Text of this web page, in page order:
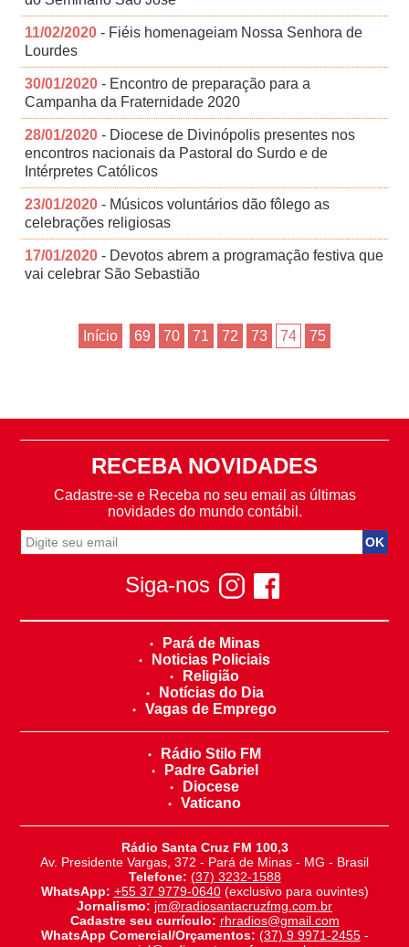
11/02/2020 - Fiéis homenageiam Nossa Senhora de
Lourdes
30/01/2020 - Encontro de preparação para a
Campanha da Fraternidade 2020
28/01/2020 - Diocese de Divinópolis presentes nos
encontros nacionais da Pastoral do Surdo e de
Intérpretes Católicos
23/01/2020 - Músicos voluntários dão fôlego as
celebrações religiosas
17/01/2020 - Devotos abrem a programação festiva que
vai celebrar São Sebastião
Início 69 70 71 72 73 74 75
RECEBA NOVIDADES
Cadastre-se e Receba no seu email as últimas
novidades do mundo contábil.
Siga-nos
Pará de Minas
Noticias Policiais
Religião
Notícias do Dia
Vagas de Emprego
Rádio Stilo FM
Padre Gabriel
Diocese
Vaticano
Rádio Santa Cruz FM 100,3
Av. Presidente Vargas, 372 - Pará de Minas - MG - Brasil
Telefone: (37) 3232-1588
WhatsApp: +55 37 9779-0640(exclusivo para ouvintes)
Jornalismo: jm@radiosantacruzfmg.com.br
Cadastre seu currículo: rhradios@gmail.com
WhatsApp Comercial/Orçamentos: (37) 9 9971-2455-